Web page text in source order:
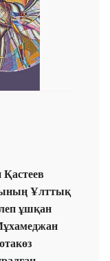
Қастеев
Ұлттық
ұшқан